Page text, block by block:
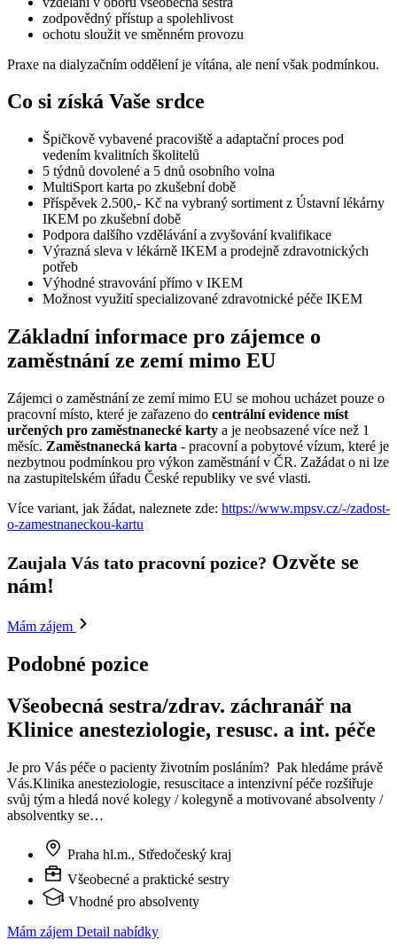
zodpovědný přístup a spolehlivost
ochotu sloužit ve směnném provozu
Praxe na dialyzačním oddělení je vítána, ale není však podmínkou.
Co si získá Vaše srdce
Špičkově vybavené pracoviště a adaptační proces pod
vedením kvalitních školitelů
5 týdnů dovolené a 5 dnů osobního volna
MultiSport karta po zkušební době
Příspěvek 2.500,- Kč na vybraný sortiment z Ústavní lékárny
IKEM po zkušební době
Podpora dalšího vzdělávání a zvyšování kvalifikace
Výrazná sleva v lékárně IKEM a prodejně zdravotnických
potřeb
Výhodné stravování přímo v IKEM
Možnost využití specializované zdravotnické péče IKEM
Základní informace pro zájemce o
zaměstnání ze zemí mimo EU
Zájemci o zaměstnání ze zemí mimo EU se mohou ucházet pouze o
pracovní místo, které je zařazeno do centrální evidence míst
určených pro zaměstnanecké karty a je neobsazené více než 1
měsíc. Zaměstnanecká karta - pracovní a pobytové vízum, které je
nezbytnou podmínkou pro výkon zaměstnání v ČR. Zažádat o ni lze
na zastupitelském úřadu České republiky ve své vlasti.
Více variant, jak žádat, naleznete zde: https://www.mpsv.cz/-/zadost-
o-zamestnaneckou-kartu
Zaujala Vás tato pracovní pozice? Ozvěte se
nám!
Mám zájem
Podobné pozice
Všeobecná sestra/zdrav. záchranář na
Klinice anesteziologie, resusc. a int. péče
Je pro Vás péče o pacienty životním posláním? Pak hledáme právě
Vás.Klinika anesteziologie, resuscitace a intenzivní péče rozšiřuje
svůj tým a hledá nové kolegy / kolegyně a motivované absolventy /
absolventky se…
Praha hl.m., Středočeský kraj
Všeobecné a praktické sestry
Vhodné pro absolventy
Mám zájem Detail nabídky